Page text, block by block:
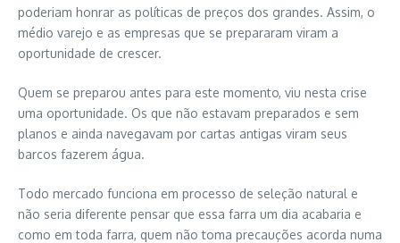
poderiam honrar as políticas de preços dos grandes. Assim, o
médio varejo e as empresas que se prepararam viram a
oportunidade de crescer.
Quem se preparou antes para este momento, viu nesta crise
uma oportunidade. Os que não estavam preparados e sem
planos e ainda navegavam por cartas antigas viram seus
barcos fazerem água.
Todo mercado funciona em processo de seleção natural e
não seria diferente pensar que essa farra um dia acabaria e
como em toda farra, quem não toma precauções acorda numa